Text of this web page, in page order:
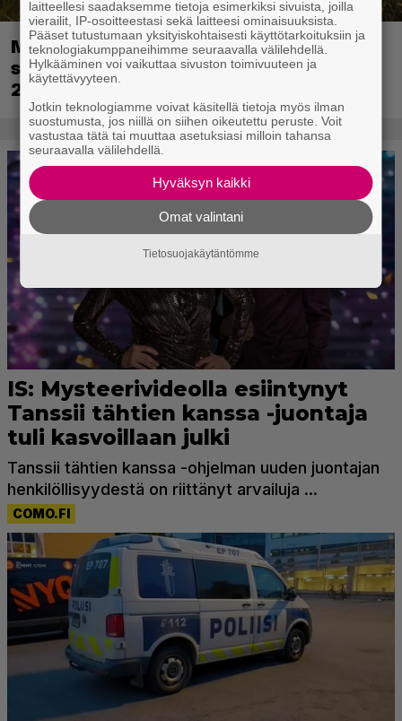
Metsästyssimulaattorin jatko-osa
saapuu ensi kuussa – Way of the Hunter
2 päivättiin
laitteellesi saadaksemme tietoja esimerkiksi sivuista, joilla
vierailit, IP-osoitteestasi sekä laitteesi ominaisuuksista.
Pääset tutustumaan yksityiskohtaisesti käyttötarkoituksiin ja
teknologiakumppaneihimme seuraavalla välilehdellä.
Hylkääminen voi vaikuttaa sivuston toimivuuteen ja
käytettävyyteen.
Jotkin teknologiamme voivat käsitellä tietoja myös ilman
suostumusta, jos niillä on siihen oikeutettu peruste. Voit
vastustaa tätä tai muuttaa asetuksiasi milloin tahansa
seuraavalla välilehdellä.
Hyväksyn kaikki
Omat valintani
Tietosuojakäytäntömme